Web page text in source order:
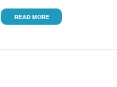
READ MORE